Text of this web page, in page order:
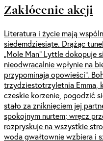
Zakłócenie akcji
Literatura i życie mają
siedemdziesiąte. Drążąc
„Mole Man” Lyttle dokopuje
nieodwracalnie wpłynie na
przypominają opowieści”.
trzydziestotrzyletnia Emma,
czeskie korzenie, pogodzić
stało za zniknięciem jej
spokojnym nurtem; wręcz
rozpryskuje na wszystkie
woda gwałtownie wzbiera i